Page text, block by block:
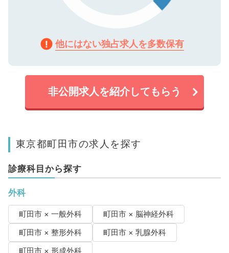
他にはない独占求人を多数保有
非公開求人を紹介してもらう
東京都町田市の求人を探す
診療科目から探す
外科
町田市 × 一般外科
町田市 × 脳神経外科
町田市 × 整形外科
町田市 × 乳腺外科
町田市 × 形成外科